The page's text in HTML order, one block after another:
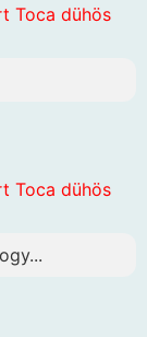
Toca dühös
Toca dühös